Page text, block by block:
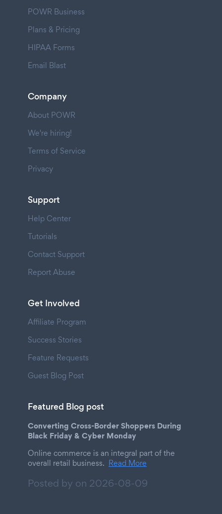
POWR Business
Plans & Pricing
HIPAA Forms
Email Blast
Company
About POWR
We're hiring!
Terms of Service
Privacy
Support
Help Center
Tutorials
Contact Support
Report Abuse
Get Involved
Affiliate Program
Success Stories
Feature Requests
Guest Blog Post
Featured Blog post
Converting Cross-Border Shoppers During
Black Friday & Cyber Monday
Online commerce is an integral part of the
overall retail business. Read More
Posted by on 2026-08-09